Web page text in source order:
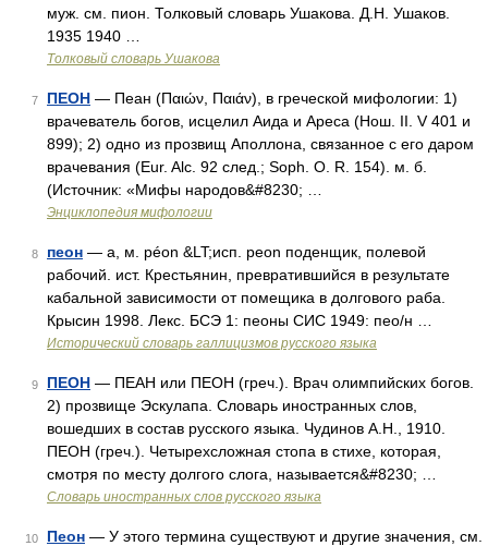
муж. см. пион. Толковый словарь Ушакова. Д.Н. Ушаков.
1935 1940 …
Толковый словарь Ушакова
7 ПЕОН — Пеан (Παιών, Παιάν), в греческой мифологии: 1)
врачеватель богов, исцелил Аида и Ареса (Нош. II. V 401 и
899); 2) одно из прозвищ Аполлона, связанное с его даром
врачевания (Eur. Alс. 92 след.; Soph. О. R. 154). м. б.
(Источник: «Мифы народов&#8230; …
Энциклопедия мифологии
8 пеон — а, м. péon &LT;исп. peon поденщик, полевой
рабочий. ист. Крестьянин, превратившийся в результате
кабальной зависимости от помещика в долгового раба.
Крысин 1998. Лекс. БСЭ 1: пеоны СИС 1949: пео/н …
Исторический словарь галлицизмов русского языка
9 ПЕОН — ПЕАН или ПЕОН (греч.). Врач олимпийских богов.
2) прозвище Эскулапа. Словарь иностранных слов,
вошедших в состав русского языка. Чудинов А.Н., 1910.
ПЕОН (греч.). Четырехсложная стопа в стихе, которая,
смотря по месту долгого слога, называется&#8230; …
Словарь иностранных слов русского языка
10 Пеон — У этого термина существуют и другие значения, см.